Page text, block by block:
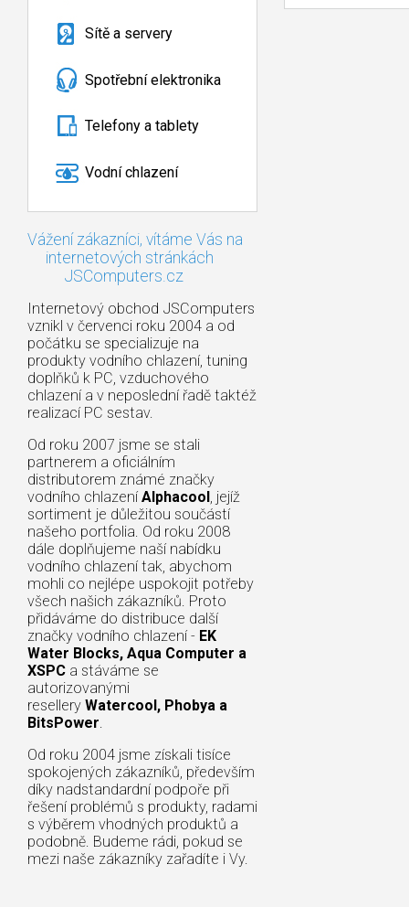
Sítě a servery
Spotřební elektronika
Telefony a tablety
Vodní chlazení
Vážení zákazníci, vítáme Vás na
internetových stránkách
JSComputers.cz
Internetový obchod JSComputers
vznikl v červenci roku 2004 a od
počátku se specializuje na
produkty vodního chlazení, tuning
doplňků k PC, vzduchového
chlazení a v neposlední řadě taktéž
realizací PC sestav.
Od roku 2007 jsme se stali
partnerem a oficiálním
distributorem známé značky
vodního chlazení Alphacool, jejíž
sortiment je důležitou součástí
našeho portfolia. Od roku 2008
dále doplňujeme naší nabídku
vodního chlazení tak, abychom
mohli co nejlépe uspokojit potřeby
všech našich zákazníků. Proto
přidáváme do distribuce další
značky vodního chlazení - EK
Water Blocks, Aqua Computer a
XSPC a stáváme se
autorizovanými
resellery Watercool, Phobya a
BitsPower.
Od roku 2004 jsme získali tisíce
spokojených zákazníků, především
díky nadstandardní podpoře při
řešení problémů s produkty, radami
s výběrem vhodných produktů a
podobně. Budeme rádi, pokud se
mezi naše zákazníky zařadíte i Vy.